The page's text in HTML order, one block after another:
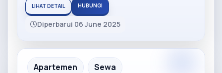
LIHAT DETAIL HUBUNGI
Diperbarui 06 June 2025
Partner Ad
Apartemen Sewa